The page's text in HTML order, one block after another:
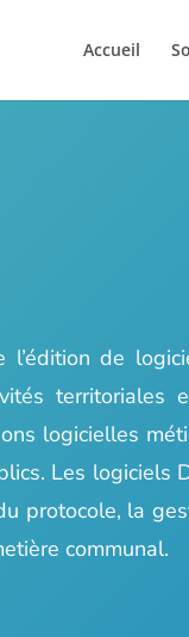
Accueil
de
territoriales
logicielles
Les logiciels
protocole, la
communal.